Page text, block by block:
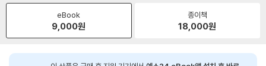
eBook
9,000원
종이책
18,000원